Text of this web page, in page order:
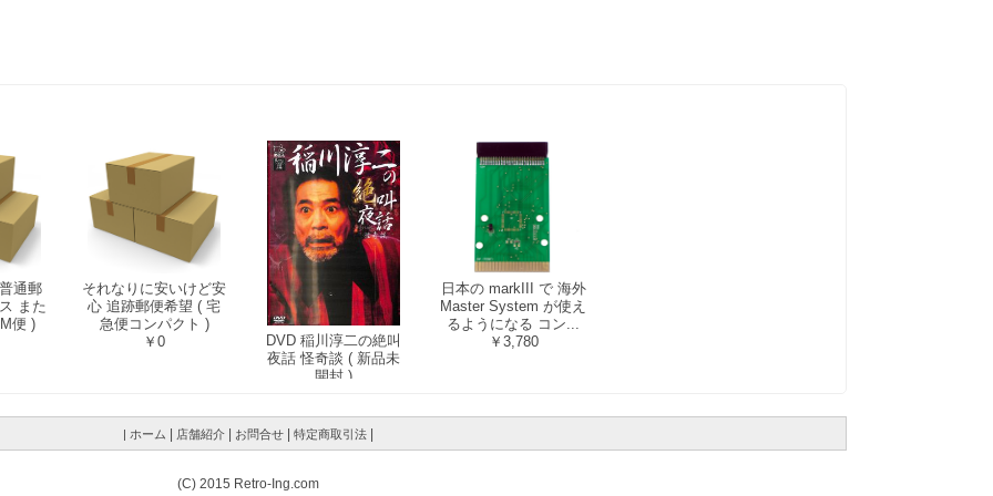
| ホーム | 店舗紹介 | お問合せ | 特定商取引法 |
(C) 2015 Retro-Ing.com